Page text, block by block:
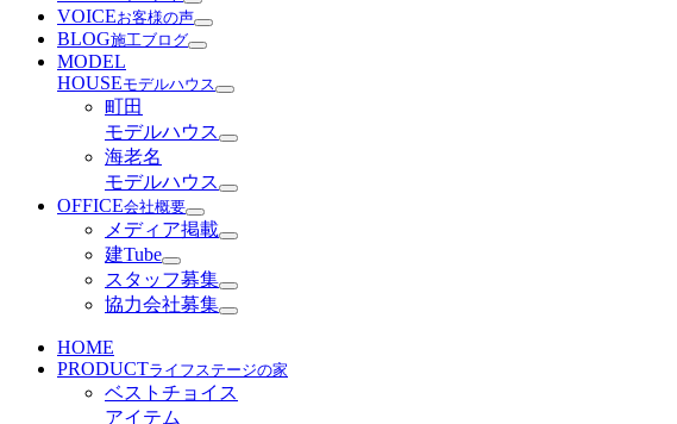
VOICEお客様の声
BLOG施工ブログ
MODEL
HOUSEモデルハウス
町田
モデルハウス
海老名
モデルハウス
OFFICE会社概要
メディア掲載
建Tube
スタッフ募集
協力会社募集
HOME
PRODUCTライフステージの家
ベストチョイス
アイテム